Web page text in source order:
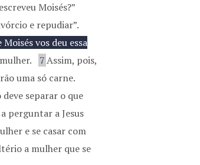
Moisés?”
e repudiar”.
vos deu essa
7Assim, pois,
uma só carne.
separar o que
perguntar a Jesus
e se casar com
a mulher que se